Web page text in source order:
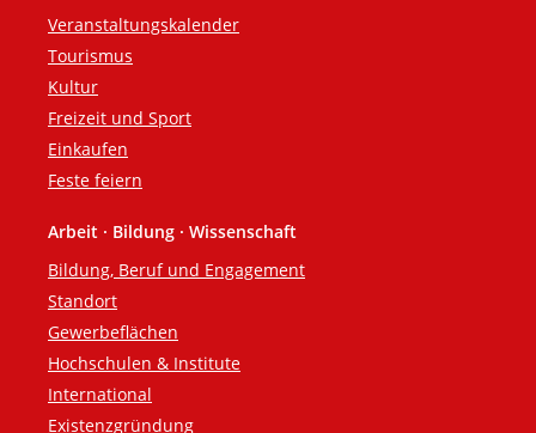
Veranstaltungskalender
Tourismus
Kultur
Freizeit und Sport
Einkaufen
Feste feiern
Arbeit · Bildung · Wissenschaft
Bildung, Beruf und Engagement
Standort
Gewerbeflächen
Hochschulen & Institute
International
Existenzgründung